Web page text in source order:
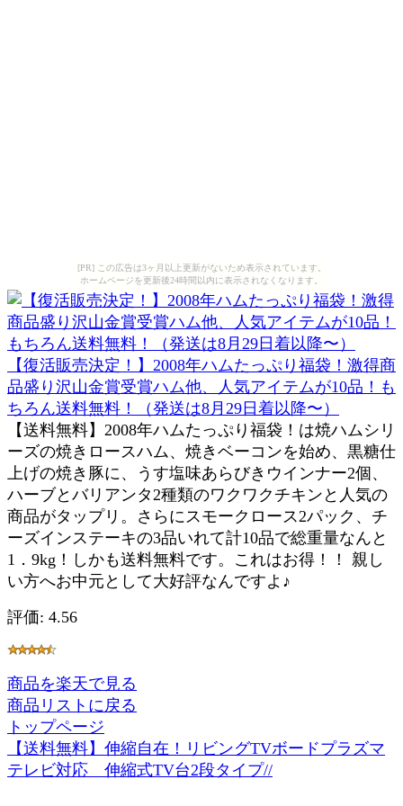
[PR] この広告は3ヶ月以上更新がないため表示されています。
ホームページを更新後24時間以内に表示されなくなります。
【復活販売決定！】2008年ハムたっぷり福袋！激得商
品盛り沢山金賞受賞ハム他、人気アイテムが10品！も
ちろん送料無料！（発送は8月29日着以降〜）
【送料無料】2008年ハムたっぷり福袋！は焼ハムシリ
ーズの焼きロースハム、焼きベーコンを始め、黒糖仕
上げの焼き豚に、うす塩味あらびきウインナー2個、
ハーブとバリアンタ2種類のワクワクチキンと人気の
商品がタップリ。さらにスモークロース2パック、チ
ーズインステーキの3品いれて計10品で総重量なんと
1．9kg！しかも送料無料です。これはお得！！ 親し
い方へお中元として大好評なんですよ♪
評価: 4.56
商品を楽天で見る
商品リストに戻る
トップページ
【送料無料】伸縮自在！リビングTVボードプラズマ
テレビ対応 伸縮式TV台2段タイプ//